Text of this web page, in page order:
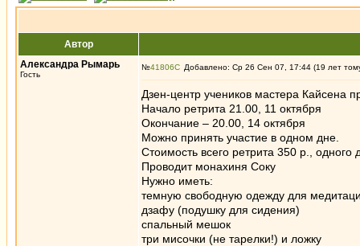
Автор
Александра Рымарь
Гость
№41806 Добавлено: Ср 26 Сен 07, 17:44 (19 лет
Дзен-центр учеников мастера Кайсена
Начало ретрита 21.00, 11 октября
Окончание – 20.00, 14 октября
Можно принять участие в одном дне.
Стоимость всего ретрита 350 р., одного
Проводит монахиня Соку
Нужно иметь:
темную свободную одежду для
дзафу (подушку для сидения)
спальный мешок
три мисочки (не тарелки!) и ложку